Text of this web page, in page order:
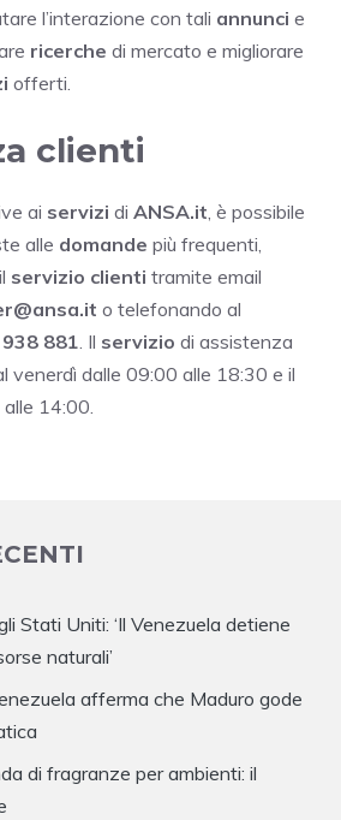
l’interazione con tali annunci e
ricerche di mercato e migliorare
offerti.
clienti
ai servizi di ANSA.it, è possibile
alle domande più frequenti,
servizio clienti tramite email
o telefonando al
881. Il servizio di assistenza
venerdì dalle 09:00 alle 18:30 e il
14:00.
Stati Uniti: ‘Il Venezuela detiene
naturali’
afferma che Maduro gode
di fragranze per ambienti: il